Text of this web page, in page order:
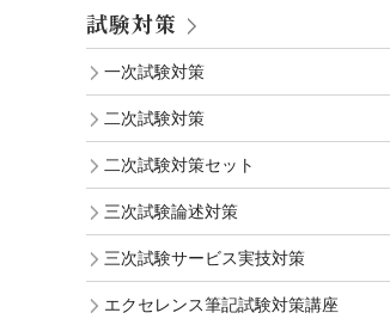
試験対策
一次試験対策
二次試験対策
二次試験対策セット
三次試験論述対策
三次試験サービス実技対策
エクセレンス筆記試験対策講座